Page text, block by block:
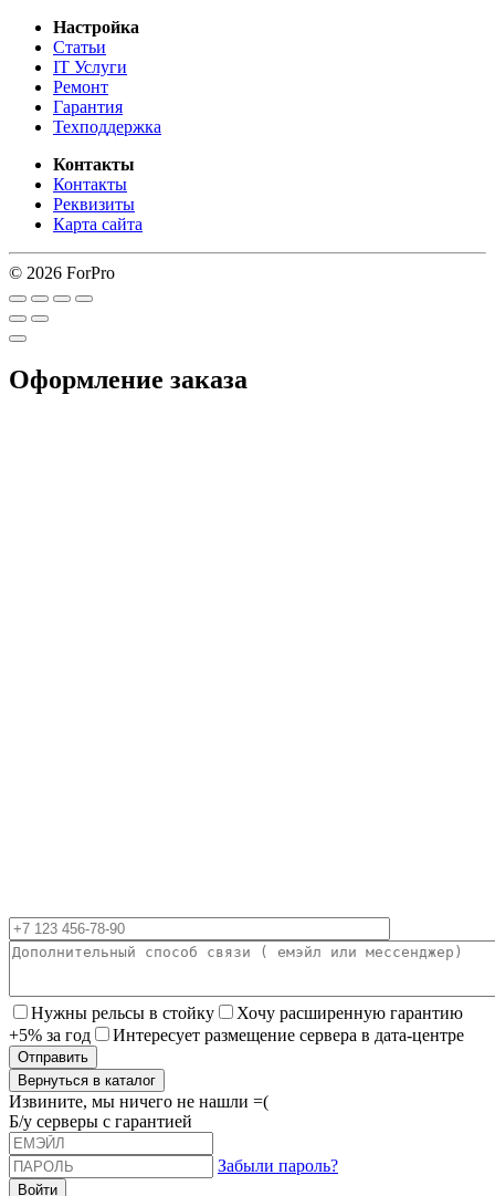
Настройка
Статьи
IT Услуги
Ремонт
Гарантия
Техподдержка
Контакты
Контакты
Реквизиты
Карта сайта
© 2026 ForPro
Оформление заказа
Нужны рельсы в стойку
Хочу расширенную гарантию
+5% за год
Интересует размещение сервера в дата-центре
Вернуться в каталог
Извините, мы ничего не нашли =(
Б/у серверы с гарантией
Забыли пароль?